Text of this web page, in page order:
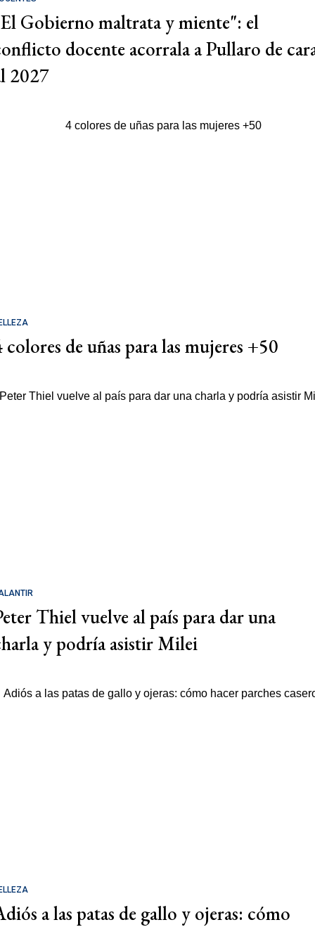
Gobierno maltrata y miente": el
docente acorrala a Pullaro de
2027
colores de uñas para las mujeres +50
Thiel vuelve al país para dar una
y podría asistir Milei
a las patas de gallo y ojeras: cómo